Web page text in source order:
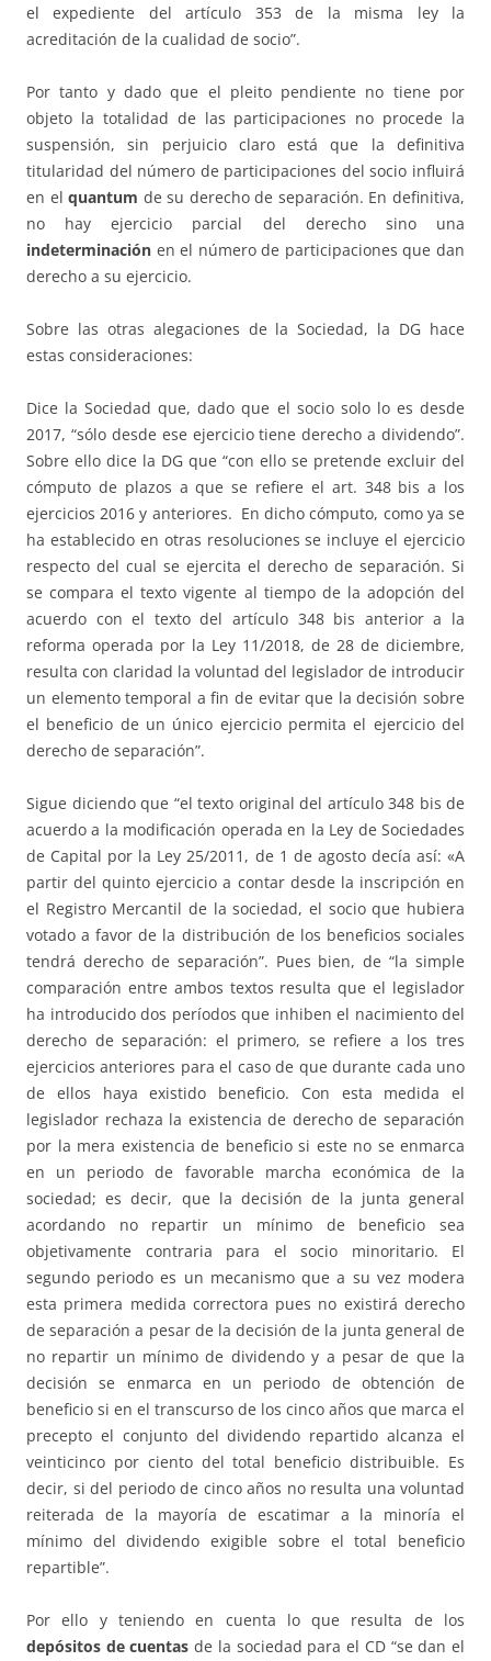
el expediente del artículo 353 de la misma ley la
acreditación de la cualidad de socio”.
Por tanto y dado que el pleito pendiente no tiene por
objeto la totalidad de las participaciones no procede la
suspensión, sin perjuicio claro está que la definitiva
titularidad del número de participaciones del socio influirá
en elquantum de su derecho de separación. En definitiva,
no hay ejercicio parcial del derecho sino una
indeterminación en el número de participaciones que dan
derecho a su ejercicio.
Sobre las otras alegaciones de la Sociedad, la DG hace
estas consideraciones:
Dice la Sociedad que, dado que el socio solo lo es desde
2017, “sólo desde ese ejercicio tiene derecho a dividendo”.
Sobre ello dice la DG que “con ello se pretende excluir del
cómputo de plazos a que se refiere el art. 348 bis a los
ejercicios 2016 y anteriores. En dicho cómputo, como ya se
ha establecido en otras resoluciones se incluye el ejercicio
respecto del cual se ejercita el derecho de separación. Si
se compara el texto vigente al tiempo de la adopción del
acuerdo con el texto del artículo 348 bis anterior a la
reforma operada por la Ley 11/2018, de 28 de diciembre,
resulta con claridad la voluntad del legislador de introducir
un elemento temporal a fin de evitar que la decisión sobre
el beneficio de un único ejercicio permita el ejercicio del
derecho de separación”.
Sigue diciendo que “el texto original del artículo 348 bis de
acuerdo a la modificación operada en la Ley de Sociedades
de Capital por la Ley 25/2011, de 1 de agosto decía así: «A
partir del quinto ejercicio a contar desde la inscripción en
el Registro Mercantil de la sociedad, el socio que hubiera
votado a favor de la distribución de los beneficios sociales
tendrá derecho de separación”. Pues bien, de “la simple
comparación entre ambos textos resulta que el legislador
ha introducido dos períodos que inhiben el nacimiento del
derecho de separación: el primero, se refiere a los tres
ejercicios anteriores para el caso de que durante cada uno
de ellos haya existido beneficio. Con esta medida el
legislador rechaza la existencia de derecho de separación
por la mera existencia de beneficio si este no se enmarca
en un periodo de favorable marcha económica de la
sociedad; es decir, que la decisión de la junta general
acordando no repartir un mínimo de beneficio sea
objetivamente contraria para el socio minoritario. El
segundo periodo es un mecanismo que a su vez modera
esta primera medida correctora pues no existirá derecho
de separación a pesar de la decisión de la junta general de
no repartir un mínimo de dividendo y a pesar de que la
decisión se enmarca en un periodo de obtención de
beneficio si en el transcurso de los cinco años que marca el
precepto el conjunto del dividendo repartido alcanza el
veinticinco por ciento del total beneficio distribuible. Es
decir, si del periodo de cinco años no resulta una voluntad
reiterada de la mayoría de escatimar a la minoría el
mínimo del dividendo exigible sobre el total beneficio
repartible”.
Por ello y teniendo en cuenta lo que resulta de los
depósitos de cuentas de la sociedad para el CD “se dan el